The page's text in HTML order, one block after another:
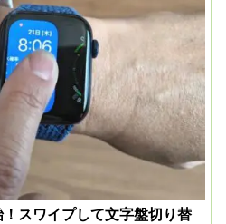
スワイプして文字盤切り替